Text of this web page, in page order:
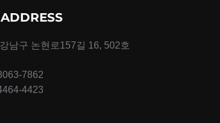
남구 논현로157길 16, 502호
7862
4423